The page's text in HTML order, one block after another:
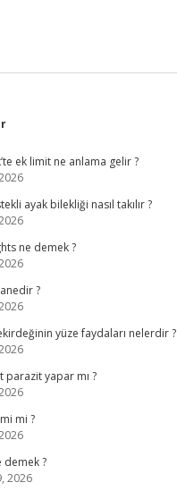
ek limit ne anlama gelir ?
ayak bilekliği nasıl takılır ?
ne demek ?
?
yüze faydaları nelerdir ?
parazit yapar mı ?
mi ?
demek ?
2026